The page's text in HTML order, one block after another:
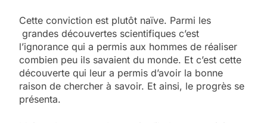
Cette conviction est plutôt naïve. Parmi les
grandes découvertes scientifiques c’est
l’ignorance qui a permis aux hommes de réaliser
combien peu ils savaient du monde. Et c’est cette
découverte qui leur a permis d’avoir la bonne
raison de chercher à savoir. Et ainsi, le progrès se
présenta.